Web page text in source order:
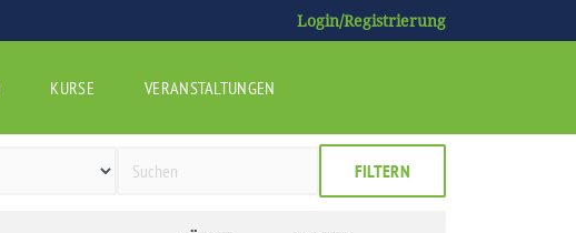
Login/Registrierung
KURSE VERANSTALTUNGEN
FILTERN